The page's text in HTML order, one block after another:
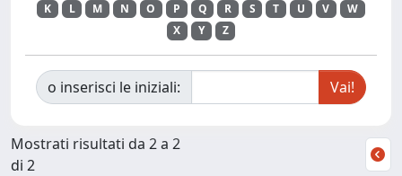
K
L M N O P Q R S T U V
W
X
Y Z
o inserisci le iniziali:
Mostrati risultati da 2 a 2
di 2